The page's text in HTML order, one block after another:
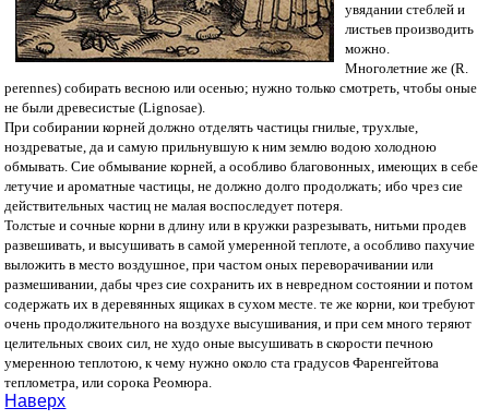
увядании стеблей и
листьев производить
можно.
Многолетние же (R.
perennes) собирать весною или осенью; нужно только смотреть, чтобы оные
не были древесистые (Lignosae).
При собирании корней должно отделять частицы гнилые, трухлые,
ноздреватые, да и самую прильнувшую к ним землю водою холодною
обмывать. Сие обмывание корней, а особливо благовонных, имеющих в себе
летучие и ароматные частицы, не должно долго продолжать; ибо чрез сие
действительных частиц не малая воспоследует потеря.
Толстые и сочные корни в длину или в кружки разрезывать, нитьми продев
развешивать, и высушивать в самой умеренной теплоте, а особливо пахучие
выложить в место воздушное, при частом оных переворачивании или
размешивании, дабы чрез сие сохранить их в невредном состоянии и потом
содержать их в деревянных ящиках в сухом месте. те же корни, кои требуют
очень продолжительного на воздухе высушивания, и при сем много теряют
целительных своих сил, не худо оные высушивать в скорости печною
умеренною теплотою, к чему нужно около ста градусов Фаренгейтова
теплометра, или сорока Реомюра.
Наверх